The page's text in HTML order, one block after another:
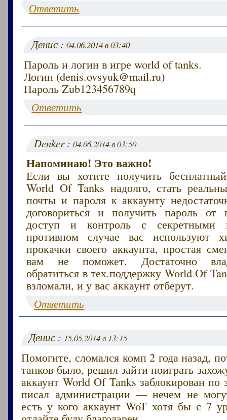
Ответить
Денис :04.06.2014 в 03:40
Пароль и логин в игре world of tanks.
Логин (denis.ovsyuk@mail.ru)
Пароль Zub123456789q
Ответить
Denker :04.06.2014 в 03:50
Напоминаю! Это важно!
Если вы хотите получить
World Of Tanks надолго, стать
почты и пароля к аккаунту
договориться и получить пароль
доступ и контроль с секретными
противном случае вас используют
прокачки своего аккаунта, простая
вам не поможет. Достаточно
обратиться в тех.поддержку World Of
взломали, и у вас аккаунт отберут.
Ответить
Денис : 15.05.2014 в 13:15
Помогите, сломался комп 2 года назад,
танков было, решил зайти поиграть
аккаунт World Of Tanks заблокирован по
писал администрации — нечем не
есть у кого аккаунт WoT хотя бы с 7